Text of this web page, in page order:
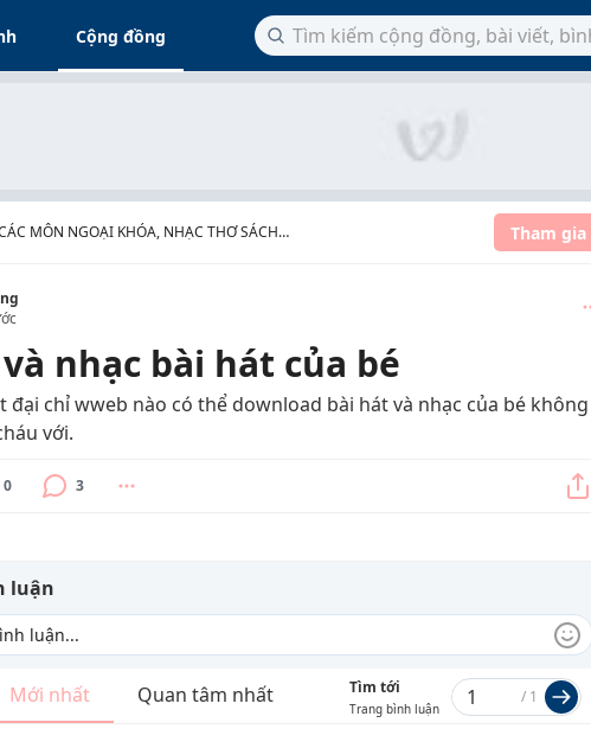
Cộng đồng
MÔN NGOẠI KHÓA, NHẠC THƠ SÁCH
Tham gia
nhạc bài hát của bé
đại chỉ wweb nào có thể download bài hát và nhạc của bé không
với.
0 3
luận
Mới nhất Quan tâm nhất Tìm tới
Trang bình luận
/ 1